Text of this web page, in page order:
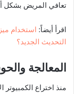
تعافي المريض بشكل
اقرأ أيضاً:
التحديث الجديد؟
المعالجة